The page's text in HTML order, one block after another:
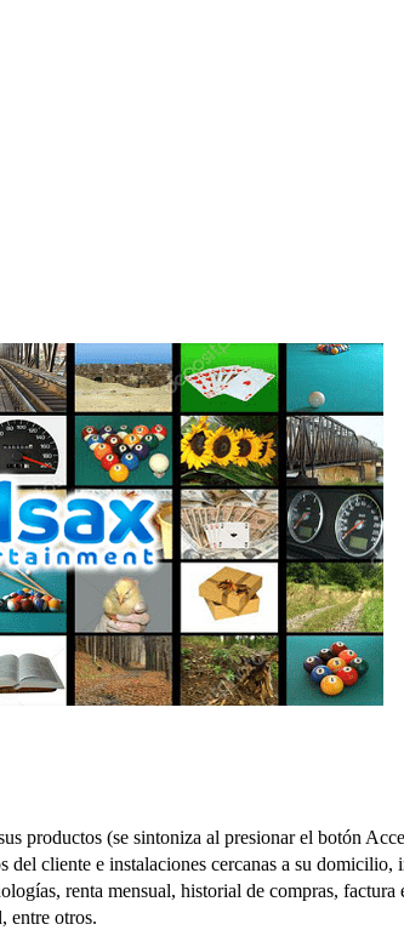
productos (se sintoniza al presionar el botón
cliente e instalaciones cercanas a su domicilio,
renta mensual, historial de compras,
entre otros.